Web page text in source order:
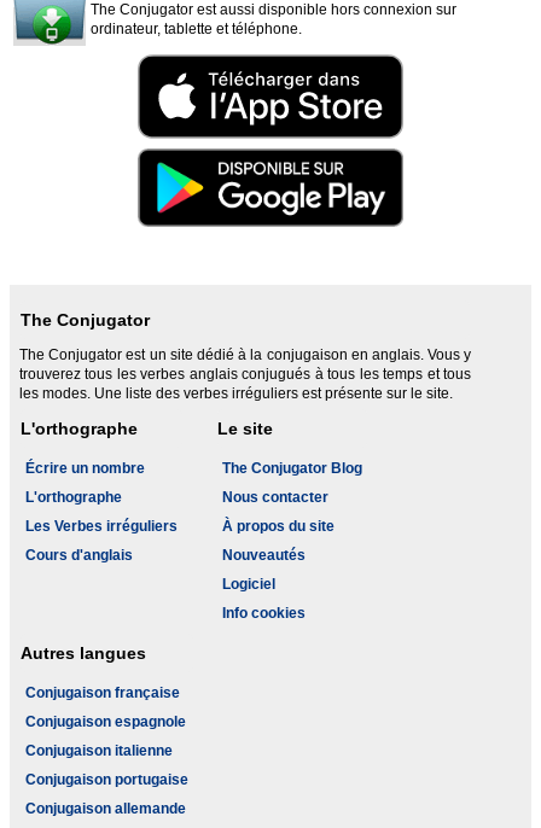
The Conjugator est aussi disponible hors connexion sur
ordinateur, tablette et téléphone.
The Conjugator
The Conjugator est un site dédié à la conjugaison en anglais. Vous y
trouverez tous les verbes anglais conjugués à tous les temps et tous
les modes. Une liste des verbes irréguliers est présente sur le site.
L'orthographe
Écrire un nombre
L'orthographe
Les Verbes irréguliers
Cours d'anglais
Le site
The Conjugator Blog
Nous contacter
À propos du site
Nouveautés
Logiciel
Info cookies
Autres langues
Conjugaison française
Conjugaison espagnole
Conjugaison italienne
Conjugaison portugaise
Conjugaison allemande